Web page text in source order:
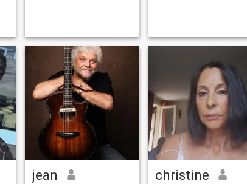
jean christine